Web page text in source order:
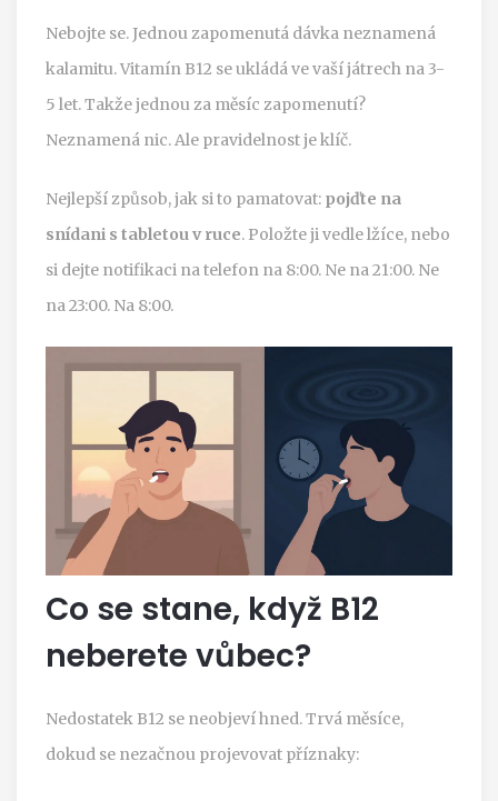
Nebojte se. Jednou zapomenutá dávka neznamená
kalamitu. Vitamín B12 se ukládá ve vaší játrech na 3-
5 let. Takže jednou za měsíc zapomenutí?
Neznamená nic. Ale pravidelnost je klíč.
Nejlepší způsob, jak si to pamatovat: pojďte na
snídani s tabletou v ruce. Položte ji vedle lžíce, nebo
si dejte notifikaci na telefon na 8:00. Ne na 21:00. Ne
na 23:00. Na 8:00.
Co se stane, když B12
neberete vůbec?
Nedostatek B12 se neobjeví hned. Trvá měsíce,
dokud se nezačnou projevovat příznaky: